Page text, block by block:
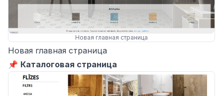
Новая главная страница
Новая главная страница
📌 Каталоговая страница